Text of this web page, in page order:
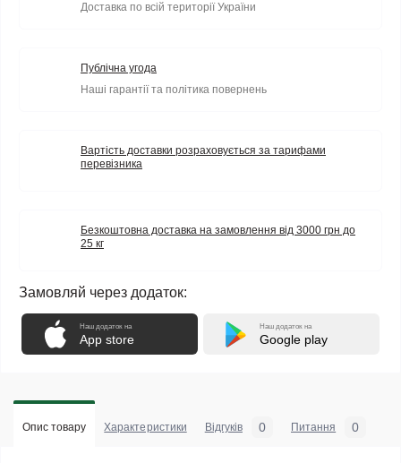
Доставка по всій території України
Публічна угода
Наші гарантії та політика повернень
Вартість доставки розраховується за тарифами
перевізника
Безкоштовна доставка на замовлення від 3000 грн до
25 кг
Замовляй через додаток:
Наш додаток на
App store
Наш додаток на
Google play
Опис товару Характеристики Відгуків 0 Питання 0